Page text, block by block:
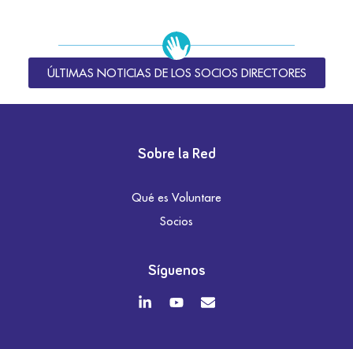
ÚLTIMAS NOTICIAS DE LOS SOCIOS DIRECTORES
Sobre la Red
Qué es Voluntare
Socios
Síguenos